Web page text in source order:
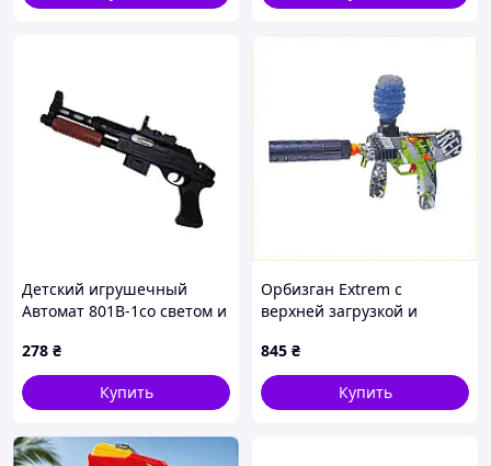
Детский игрушечный
Автомат 801B-1со светом и
278 ₴
Купить
Орбизган Extrem с
верхней загрузкой и
880E117K6T
845 ₴
Купить